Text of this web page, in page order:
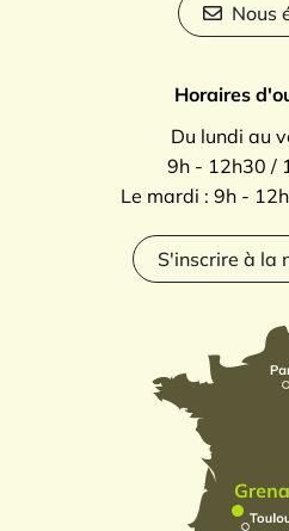
Nous
Horaires
Du lundi au
9h - 12h30 /
Le mardi : 9h -
S'inscrire à la